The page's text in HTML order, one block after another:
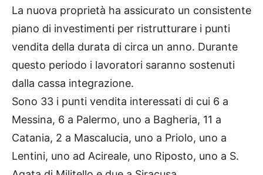
La nuova proprietà ha assicurato un consistente
piano di investimenti per ristrutturare i punti
vendita della durata di circa un anno. Durante
questo periodo i lavoratori saranno sostenuti
dalla cassa integrazione.
Sono 33 i punti vendita interessati di cui 6 a
Messina, 6 a Palermo, uno a Bagheria, 11 a
Catania, 2 a Mascalucia, uno a Priolo, uno a
Lentini, uno ad Acireale, uno Riposto, uno a S.